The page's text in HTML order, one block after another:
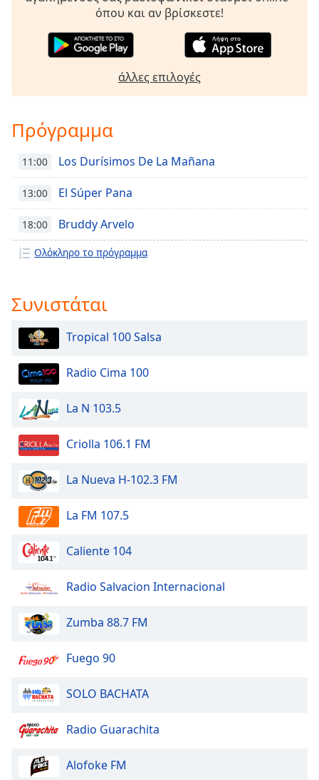
Area
Color
Font
Style
Font
Family
Done
Close
Modal
Dialog
dialog
window.
όπου και αν βρίσκεστε!
άλλες επιλογές
Πρόγραμμα
11:00 Los Durísimos De La Mañana
13:00 El Súper Pana
18:00 Bruddy Arvelo
Ολόκληρο το πρόγραμμα
Συνιστάται
Tropical 100 Salsa
Radio Cima 100
La N 103.5
Criolla 106.1 FM
La Nueva H-102.3 FM
La FM 107.5
Caliente 104
Radio Salvacion Internacional
Zumba 88.7 FM
Fuego 90
SOLO BACHATA
Radio Guarachita
Alofoke FM